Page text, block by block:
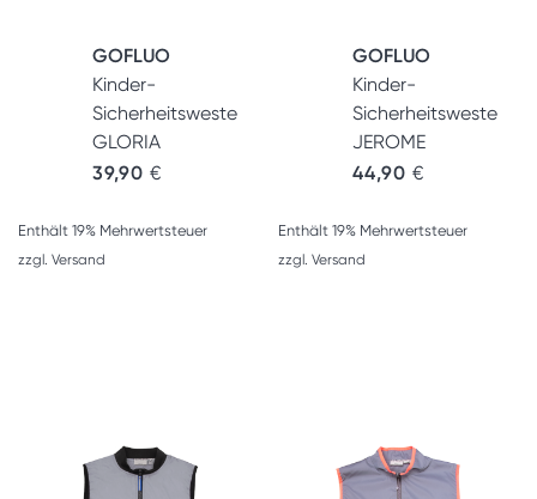
GOFLUO
Kinder-
Sicherheitsweste
GLORIA
39,90 €
Enthält 19% Mehrwertsteuer
zzgl. Versand
GOFLUO
Kinder-
Sicherheitsweste
JEROME
44,90 €
Enthält 19% Mehrwertsteuer
zzgl. Versand